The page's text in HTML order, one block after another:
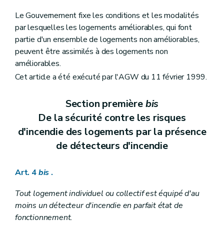
Le Gouvernement fixe les conditions et les modalités
par lesquelles les logements améliorables, qui font
partie d'un ensemble de logements non améliorables,
peuvent être assimilés à des logements non
améliorables.
Cet article a été exécuté par l'AGW du 11 février 1999.
Section premièrebis
De la sécurité contre les risques
d'incendie des logements par la présence
de détecteurs d'incendie
Art. 4bis .
Tout logement individuel ou collectif est équipé d'au
moins un détecteur d'incendie en parfait état de
fonctionnement.